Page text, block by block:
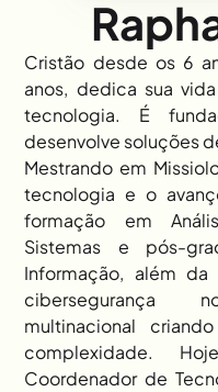
Cristão desde os 6
anos, dedica sua
tecnologia. É
desenvolve soluções
Mestrando em
tecnologia e o
formação em
Sistemas e pós-
Informação, além
cibersegurança
multinacional
complexidade.
Coordenador de